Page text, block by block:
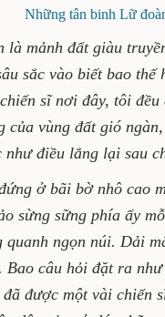
Những tân binh Lữ
là mảnh đất giàu
sắc vào biết bao
sĩ nơi đây, tôi
của vùng đất gió
như điều lắng lại sau
ở bãi bờ nhô cao
sừng sững phía ấy
quanh ngọn núi. Dải
câu hỏi đặt ra
được một vài chiến